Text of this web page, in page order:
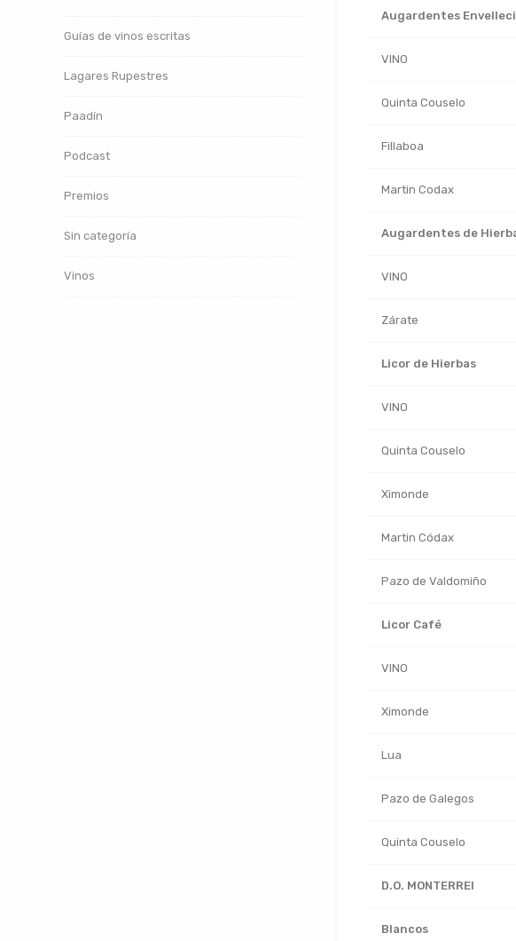
Augardentes
VINO
Quinta Couselo
Fillaboa
Martin Codax
Augardentes de
VINO
Zárate
Licor de Hierbas
VINO
Quinta Couselo
Ximonde
Martin Códax
Pazo de Valdomiño
Licor Café
VINO
Ximonde
Lua
Pazo de Galegos
Quinta Couselo
D.O. MONTERREI
Blancos
Guías de vinos escritas
Lagares Rupestres
Paadín
Podcast
Premios
Sin categoría
Vinos